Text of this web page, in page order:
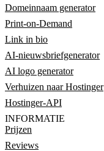
Domeinnaam generator
Print-on-Demand
Link in bio
AI-nieuwsbriefgenerator
AI logo generator
Verhuizen naar Hostinger
Hostinger-API
INFORMATIE
Prijzen
Reviews